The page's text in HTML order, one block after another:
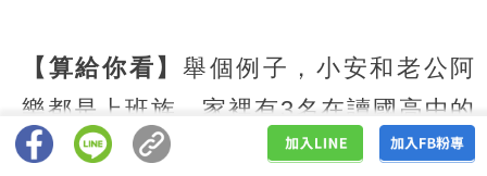
【算給你看】 舉個例子，小安和老公阿
樂都是上班族，家裡有3名在讀國高中的
孩子、以及小安年邁的父親與母親（皆